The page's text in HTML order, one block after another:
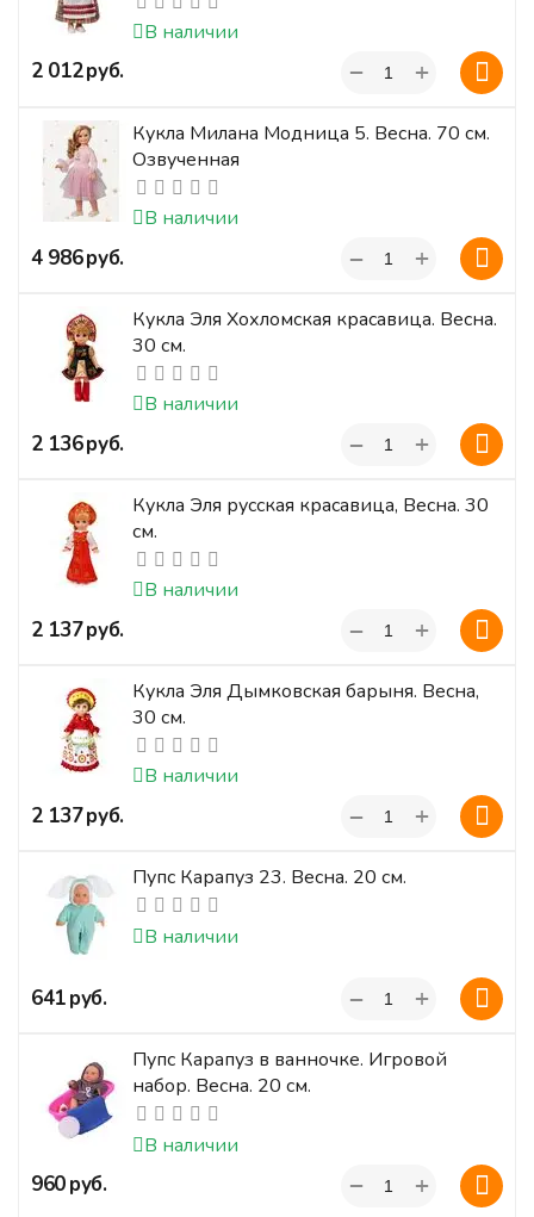
В наличии
‍2 012‍руб. +
−
Кукла Милана Модница 5. Весна. 70 см.
Озвученная
В наличии
‍4 986‍руб. +
−
Кукла Эля Хохломская красавица. Весна.
30 см.
В наличии
‍2 136‍руб. +
−
Кукла Эля русская красавица, Весна. 30
см.
В наличии
‍2 137‍руб. +
−
Кукла Эля Дымковская барыня. Весна,
30 см.
В наличии
‍2 137‍руб. +
−
Пупс Карапуз 23. Весна. 20 см.
В наличии
‍641‍руб. +
−
Пупс Карапуз в ванночке. Игровой
набор. Весна. 20 см.
В наличии
‍960‍руб. +
−